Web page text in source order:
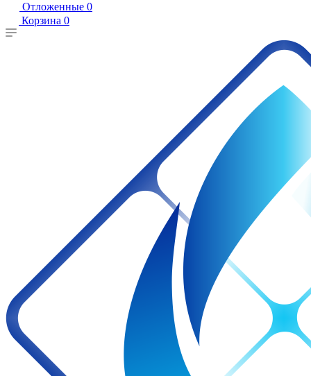
Отложенные 0
Корзина 0